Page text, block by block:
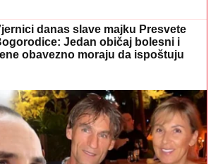
danas slave majku Presvete
Jedan običaj bolesni i
obavezno moraju da ispoštuju